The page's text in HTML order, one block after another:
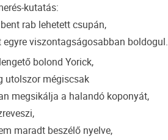
kutatás:
rab lehetett csupán,
egyre viszontagságosabban boldogul.
bolond Yorick,
utolszor mégiscsak
megsikálja a halandó koponyát,
maradt beszélő nyelve,